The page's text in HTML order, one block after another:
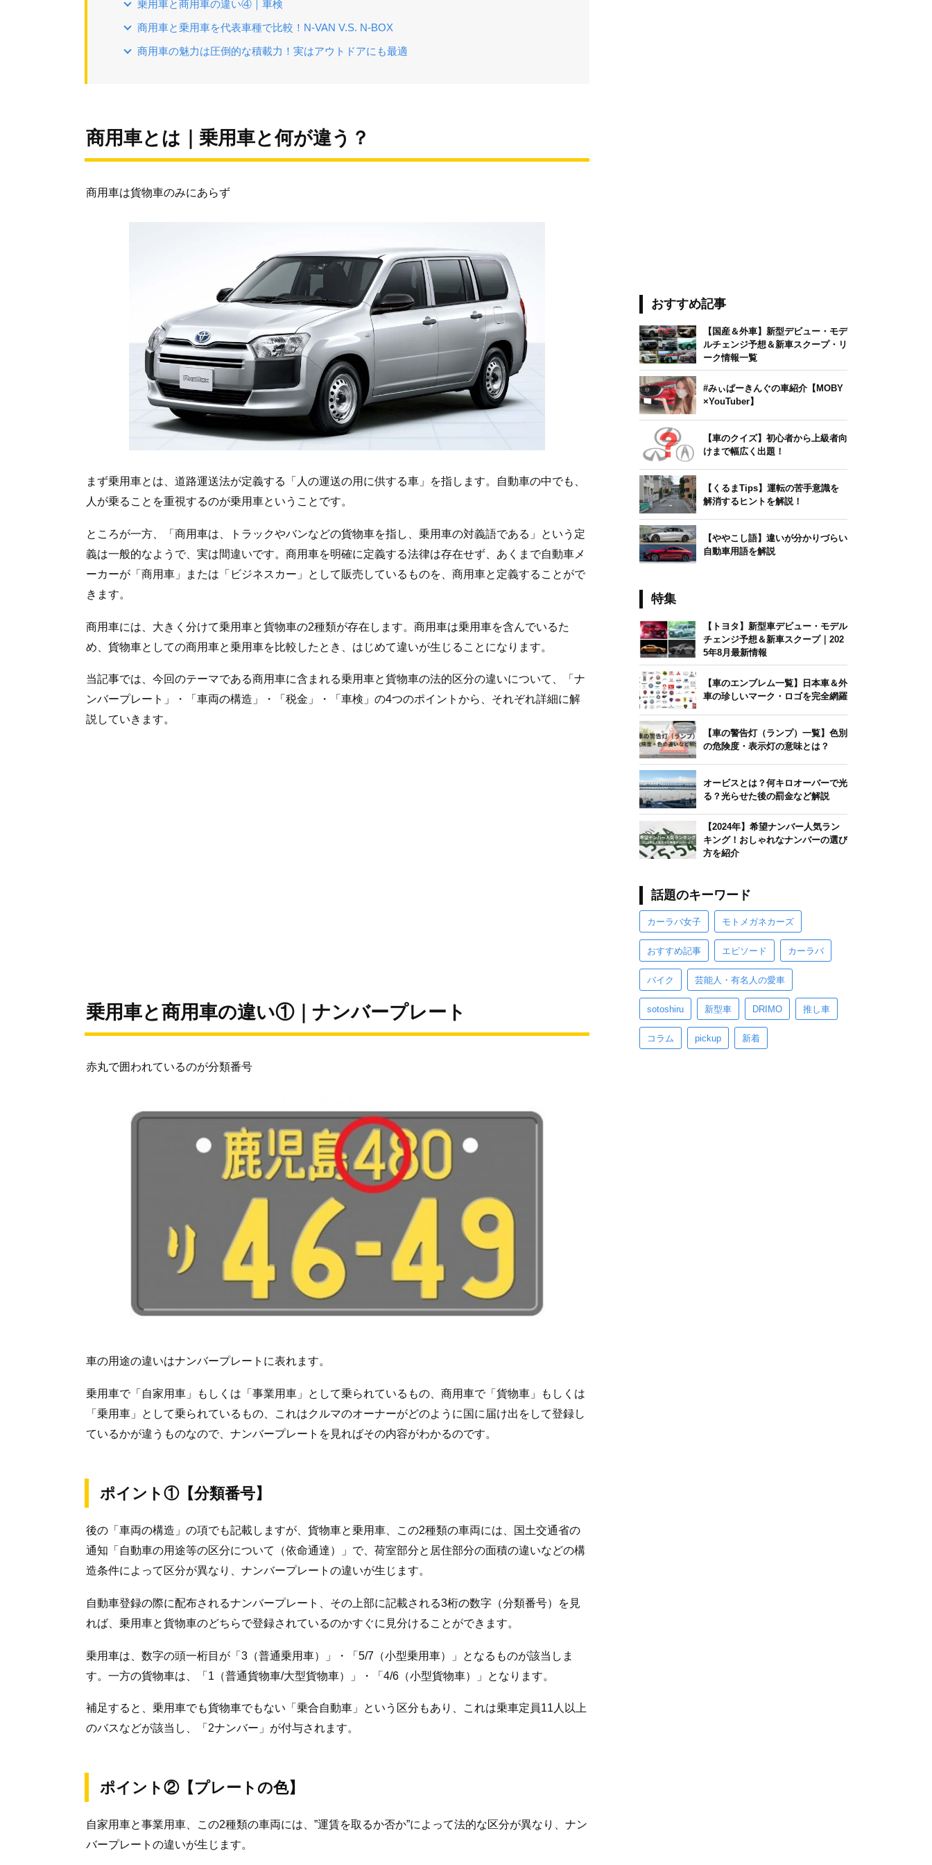
乗用車と商用車の違い④｜車検
商用車と乗用車を代表車種で比較！N-VAN V.S. N-BOX
商用車の魅力は圧倒的な積載力！実はアウトドアにも最適
商用車とは｜乗用車と何が違う？
商用車は貨物車のみにあらず
まず乗用車とは、道路運送法が定義する「人の運送の用に供する車」を指します。自動車の中でも、
人が乗ることを重視するのが乗用車ということです。
ところが一方、「商用車は、トラックやバンなどの貨物車を指し、乗用車の対義語である」という定
義は一般的なようで、実は間違いです。商用車を明確に定義する法律は存在せず、あくまで自動車メ
ーカーが「商用車」または「ビジネスカー」として販売しているものを、商用車と定義することがで
きます。
商用車には、大きく分けて乗用車と貨物車の2種類が存在します。商用車は乗用車を含んでいるた
め、貨物車としての商用車と乗用車を比較したとき、はじめて違いが生じることになります。
当記事では、今回のテーマである商用車に含まれる乗用車と貨物車の法的区分の違いについて、「ナ
ンバープレート」・「車両の構造」・「税金」・「車検」の4つのポイントから、それぞれ詳細に解
説していきます。
乗用車と商用車の違い①｜ナンバープレート
赤丸で囲われているのが分類番号
車の用途の違いはナンバープレートに表れます。
乗用車で「自家用車」もしくは「事業用車」として乗られているもの、商用車で「貨物車」もしくは
「乗用車」として乗られているもの、これはクルマのオーナーがどのように国に届け出をして登録し
ているかが違うものなので、ナンバープレートを見ればその内容がわかるのです。
ポイント①【分類番号】
後の「車両の構造」の項でも記載しますが、貨物車と乗用車、この2種類の車両には、国土交通省の
通知「自動車の用途等の区分について（依命通達）」で、荷室部分と居住部分の面積の違いなどの構
造条件によって区分が異なり、ナンバープレートの違いが生じます。
自動車登録の際に配布されるナンバープレート、その上部に記載される3桁の数字（分類番号）を見
れば、乗用車と貨物車のどちらで登録されているのかすぐに見分けることができます。
乗用車は、数字の頭一桁目が「3（普通乗用車）」・「5/7（小型乗用車）」となるものが該当しま
す。一方の貨物車は、「1（普通貨物車/大型貨物車）」・「4/6（小型貨物車）」となります。
補足すると、乗用車でも貨物車でもない「乗合自動車」という区分もあり、これは乗車定員11人以上
のバスなどが該当し、「2ナンバー」が付与されます。
ポイント②【プレートの色】
自家用車と事業用車、この2種類の車両には、”運賃を取るか否か”によって法的な区分が異なり、ナン
バープレートの違いが生じます。
おすすめ記事
【国産＆外車】新型デビュー・モデ
ルチェンジ予想＆新車スクープ・リ
ーク情報一覧
#みぃぱーきんぐの車紹介【MOBY
×YouTuber】
【車のクイズ】初心者から上級者向
けまで幅広く出題！
【くるまTips】運転の苦手意識を
解消するヒントを解説！
【ややこし語】違いが分かりづらい
自動車用語を解説
特集
【トヨタ】新型車デビュー・モデル
チェンジ予想＆新車スクープ｜202
5年8月最新情報
【車のエンブレム一覧】日本車＆外
車の珍しいマーク・ロゴを完全網羅
【車の警告灯（ランプ）一覧】色別
の危険度・表示灯の意味とは？
オービスとは？何キロオーバーで光
る？光らせた後の罰金など解説
【2024年】希望ナンバー人気ラン
キング！おしゃれなナンバーの選び
方を紹介
話題のキーワード
カーラバ女子 モトメガネカーズ
おすすめ記事 エピソード カーラバ
バイク 芸能人・有名人の愛車
sotoshiru 新型車 DRIMO 推し車
コラム pickup 新着